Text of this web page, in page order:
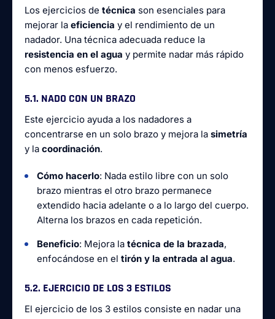
Los ejercicios de técnica son esenciales para
mejorar la eficiencia y el rendimiento de un
nadador. Una técnica adecuada reduce la
resistencia en el agua y permite nadar más rápido
con menos esfuerzo.
5.1. NADO CON UN BRAZO
Este ejercicio ayuda a los nadadores a
concentrarse en un solo brazo y mejora la simetría
y la coordinación.
Cómo hacerlo: Nada estilo libre con un solo
brazo mientras el otro brazo permanece
extendido hacia adelante o a lo largo del cuerpo.
Alterna los brazos en cada repetición.
Beneficio: Mejora la técnica de la brazada,
enfocándose en el tirón y la entrada al agua.
5.2. EJERCICIO DE LOS 3 ESTILOS
El ejercicio de los 3 estilos consiste en nadar una